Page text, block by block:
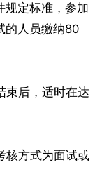
定标准，参加
的人员缴纳80
后，适时在达
方式为面试或